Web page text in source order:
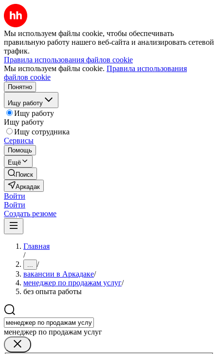
Мы используем файлы cookie, чтобы обеспечивать
правильную работу нашего веб-сайта и анализировать сетевой
трафик.
Правила использования файлов cookie
Мы используем файлы cookie. Правила использования
файлов cookie
Понятно
Ищу работу
Ищу работу
Ищу работу
Ищу сотрудника
Сервисы
Помощь
Ещё
Поиск
Аркадак
Войти
Войти
Создать резюме
Главная
/
... /
вакансии в Аркадаке/
менеджер по продажам услуг/
без опыта работы
менеджер по продажам услуг